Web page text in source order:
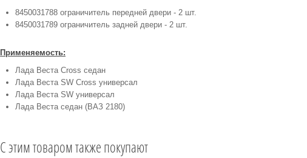
8450031788 ограничитель передней двери - 2 шт.
8450031789 ограничитель задней двери - 2 шт.
Применяемость:
Лада Веста Cross седан
Лада Веста SW Cross универсал
Лада Веста SW универсал
Лада Веста седан (ВАЗ 2180)
C этим товаром также покупают